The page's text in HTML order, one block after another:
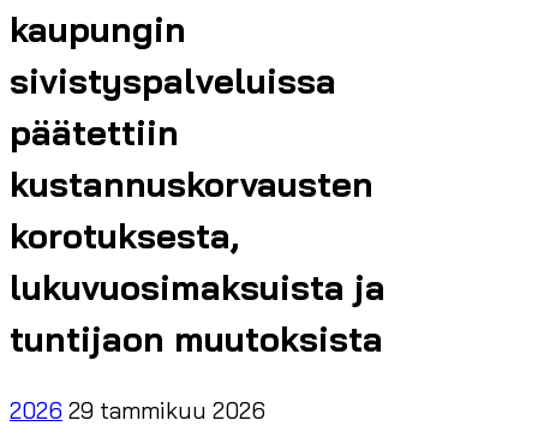
kaupungin
sivistyspalveluissa
päätettiin
kustannuskorvausten
korotuksesta,
lukuvuosimaksuista ja
tuntijaon muutoksista
2026 29 tammikuu 2026